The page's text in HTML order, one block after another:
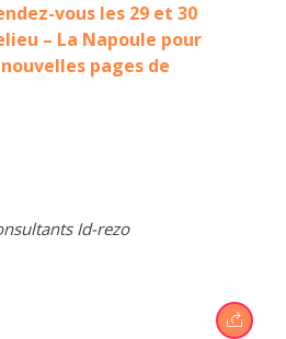
vous les 29 et 30
– La Napoule pour
pages de
Id-rezo